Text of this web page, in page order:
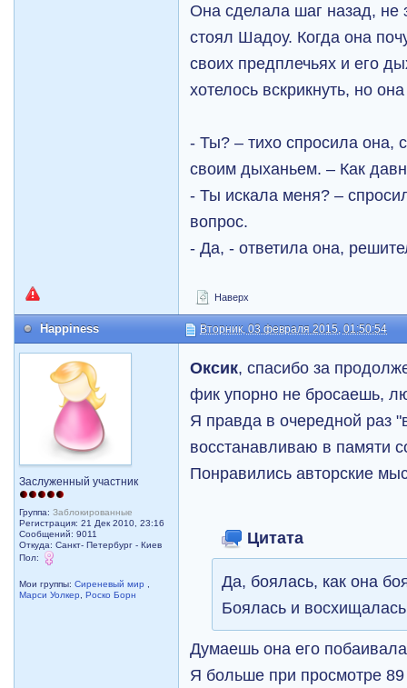
Она сделала шаг назад, не
стоял Шадоу. Когда она
своих предплечьях и его
хотелось вскрикнуть, но
- Ты? – тихо спросила она,
своим дыханьем. – Как
- Ты искала меня? –
вопрос.
- Да, - ответила она,
Наверх
Happiness Вторник, 03 февраля 2015, 01:50:54
Заслуженный участник
Группа:Заблокированные
Регистрация: 21 Дек 2010, 23:16
Сообщений: 9011
Откуда: Санкт- Петербург - Киев
Пол:
Мои группы:Сиреневый мир
Марси Уолкер
,Роско Борн
Оксик, спасибо за
фик упорно не бросаешь,
Я правда в очередной раз
восстанавливаю в памяти
Понравились авторские
Цитата
Да, боялась, как она
Боялась и
Думаешь она его
Я больше при просмотре